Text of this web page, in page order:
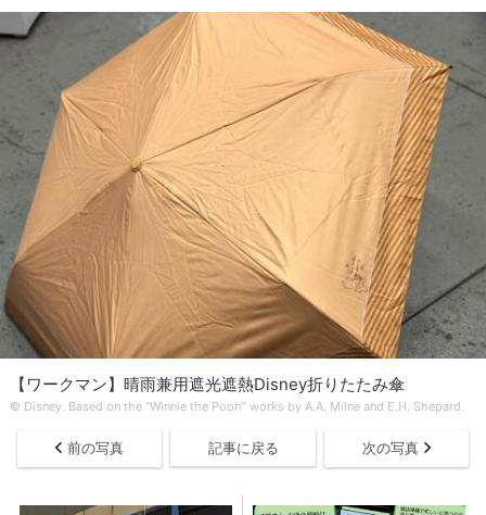
【ワークマン】晴雨兼用遮光遮熱Disney折りたたみ傘
© Disney. Based on the “Winnie the Pooh” works by A.A. Milne and E.H. Shepard.
前の写真 記事に戻る 次の写真